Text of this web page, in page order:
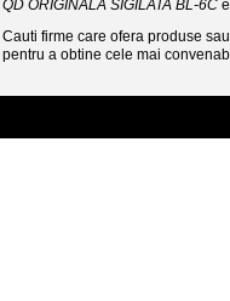
QD ORIGINALA SIGILATA BL-6C
Cauti firme care ofera produse
pentru a obtine cele mai